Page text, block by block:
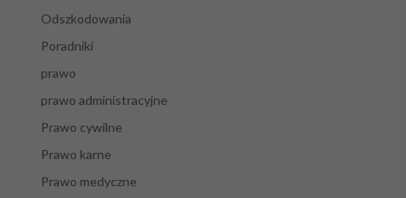
Odszkodowania
Poradniki
prawo
prawo administracyjne
Prawo cywilne
Prawo karne
Prawo medyczne